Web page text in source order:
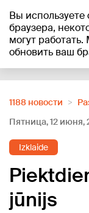
Вы
браузера,
могут
обновить ваш
+19
1188 новости
Пятница, 12 июня,
Izklaide
jūnijs